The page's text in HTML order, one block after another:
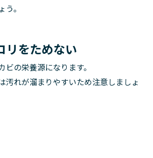
。
リをためない
ビの栄養源になります。
汚れが溜まりやすいため注意しましょ